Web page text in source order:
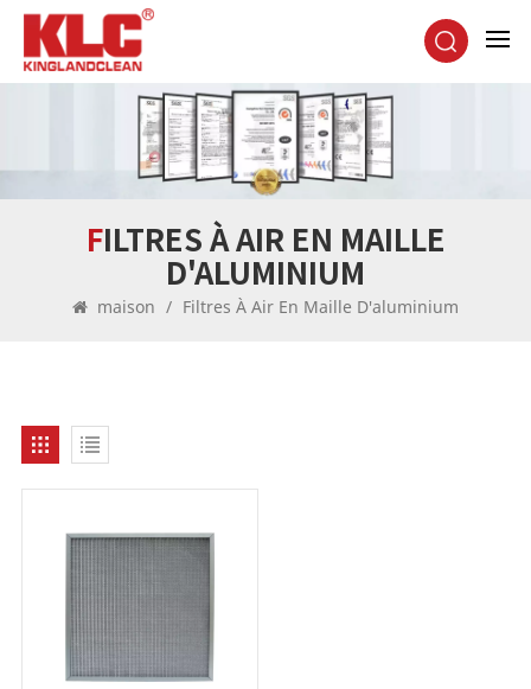
FILTRES À AIR EN MAILLE
D'ALUMINIUM
maison / Filtres À Air En Maille D'aluminium